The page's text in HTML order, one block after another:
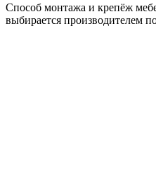
Способ монтажа и крепёж
выбирается производителем